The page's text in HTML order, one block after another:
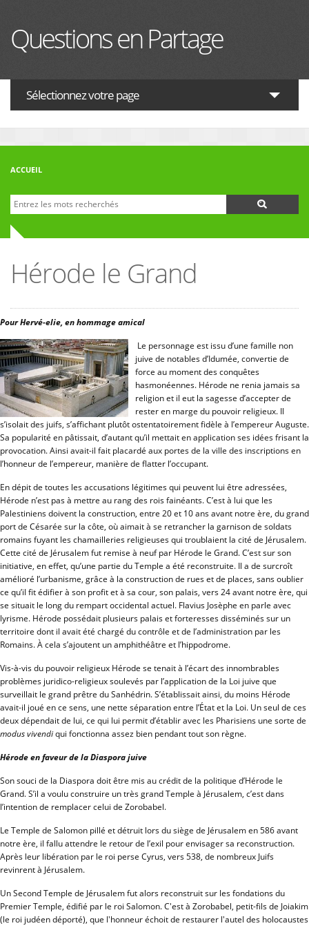
Questions en Partage
Sélectionnez votre page
ACTUALITES
FORUM
ACCUEIL
Formulaire de recherche
Recherche
Hérode le Grand
Pour Hervé-elie, en hommage amical
Le personnage est issu d’une famille non
juive de notables d’Idumée, convertie de
force au moment des conquêtes
hasmonéennes. Hérode ne renia jamais sa
religion et il eut la sagesse d’accepter de
rester en marge du pouvoir religieux. Il
s’isolait des juifs, s’affichant plutôt ostentatoirement fidèle à l’empereur Auguste.
Sa popularité en pâtissait, d’autant qu’il mettait en application ses idées frisant la
provocation. Ainsi avait-il fait placardé aux portes de la ville des inscriptions en
l’honneur de l’empereur, manière de flatter l’occupant.
En dépit de toutes les accusations légitimes qui peuvent lui être adressées,
Hérode n’est pas à mettre au rang des rois fainéants. C’est à lui que les
Palestiniens doivent la construction, entre 20 et 10 ans avant notre ère, du grand
port de Césarée sur la côte, où aimait à se retrancher la garnison de soldats
romains fuyant les chamailleries religieuses qui troublaient la cité de Jérusalem.
Cette cité de Jérusalem fut remise à neuf par Hérode le Grand. C’est sur son
initiative, en effet, qu’une partie du Temple a été reconstruite. Il a de surcroît
amélioré l’urbanisme, grâce à la construction de rues et de places, sans oublier
ce qu’il fit édifier à son profit et à sa cour, son palais, vers 24 avant notre ère, qui
se situait le long du rempart occidental actuel. Flavius Josèphe en parle avec
lyrisme. Hérode possédait plusieurs palais et forteresses disséminés sur un
territoire dont il avait été chargé du contrôle et de l’administration par les
Romains. À cela s’ajoutent un amphithéâtre et l’hippodrome.
Vis-à-vis du pouvoir religieux Hérode se tenait à l’écart des innombrables
problèmes juridico-religieux soulevés par l’application de la Loi juive que
surveillait le grand prêtre du Sanhédrin. S’établissait ainsi, du moins Hérode
avait-il joué en ce sens, une nette séparation entre l’État et la Loi. Un seul de ces
deux dépendait de lui, ce qui lui permit d’établir avec les Pharisiens une sorte de
modus vivendiqui fonctionna assez bien pendant tout son règne.
Hérode en faveur de la Diaspora juive
Son souci de la Diaspora doit être mis au crédit de la politique d’Hérode le
Grand. S’il a voulu construire un très grand Temple à Jérusalem, c’est dans
l’intention de remplacer celui de Zorobabel.
Le Temple de Salomon pillé et détruit lors du siège de Jérusalem en 586 avant
notre ère, il fallu attendre le retour de l’exil pour envisager sa reconstruction.
Après leur libération par le roi perse Cyrus, vers 538, de nombreux Juifs
revinrent à Jérusalem.
Un Second Temple de Jérusalem fut alors reconstruit sur les fondations du
Premier Temple, édifié par le roi Salomon. C'est à Zorobabel, petit-fils de Joiakim
(le roi judéen déporté), que l'honneur échoit de restaurer l'autel des holocaustes